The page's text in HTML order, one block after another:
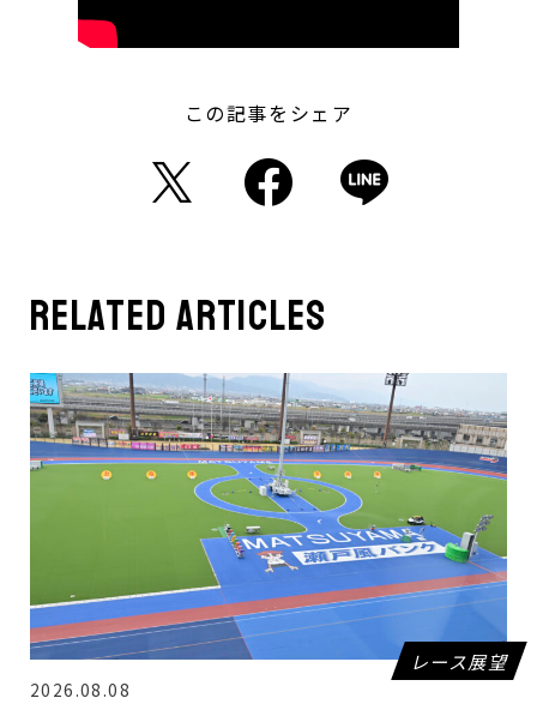
この記事をシェア
related articles
レース展望
2026.08.08